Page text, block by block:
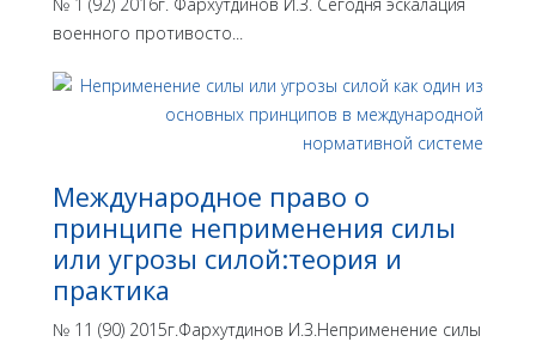
военного противосто...
Международное право о
принципе неприменения силы
или угрозы силой:теория и
практика
№ 11 (90) 2015г.Фархутдинов И.З.Неприменение силы